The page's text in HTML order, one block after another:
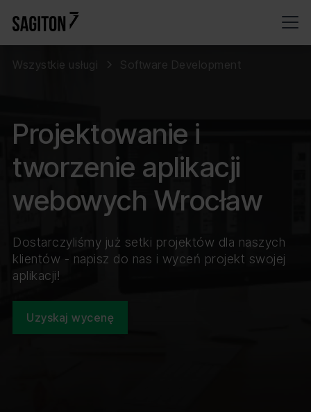
Wszystkie usługi Software Development
Projektowanie i
tworzenie aplikacji
webowych Wrocław
Dostarczyliśmy już setki projektów dla naszych
klientów - napisz do nas i wyceń projekt swojej
aplikacji!
Uzyskaj wycenę